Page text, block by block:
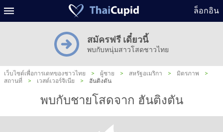
ล็อกอิน
สมัครฟรี เดี๋ยวนี้
พบกับหนุ่มสาวโสดชาวไทย
เว็บไซต์เพื่อการเดทของชาวไทย > ผู้ชาย > สหรัฐอเมริกา > มิตรภาพ
>
สถานที่
> เวสต์เวอร์จิเนีย > ฮันติงตัน
พบกับชายโสดจาก ฮันติงตัน